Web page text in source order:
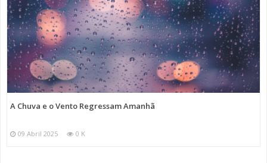
A Chuva e o Vento Regressam Amanhã
09 Abril 2025 0 K